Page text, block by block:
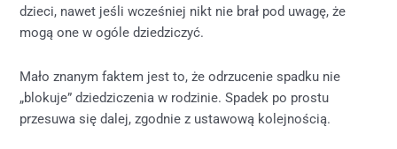
dzieci, nawet jeśli wcześniej nikt nie brał pod uwagę, że
mogą one w ogóle dziedziczyć.
Mało znanym faktem jest to, że odrzucenie spadku nie
„blokuje” dziedziczenia w rodzinie. Spadek po prostu
przesuwa się dalej, zgodnie z ustawową kolejnością.